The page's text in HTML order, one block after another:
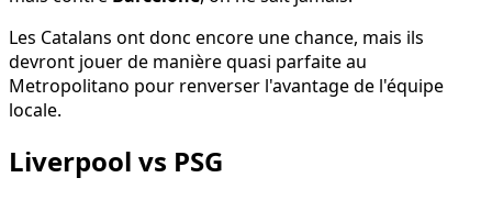
Les Catalans ont donc encore une chance, mais ils
devront jouer de manière quasi parfaite au
Metropolitano pour renverser l'avantage de l'équipe
locale.
Liverpool vs PSG